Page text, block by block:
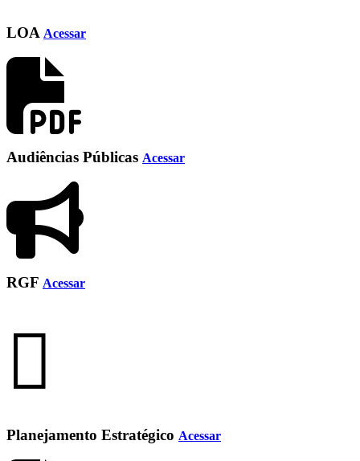
LOA Acessar
Audiências Públicas Acessar
RGF Acessar
Planejamento Estratégico Acessar